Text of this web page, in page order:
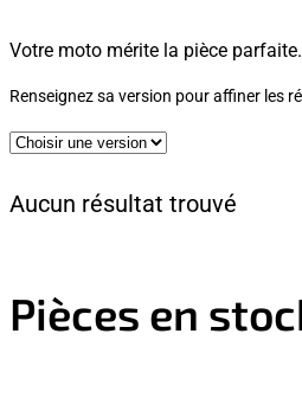
Votre moto mérite la pièce parfaite.
Renseignez sa version pour affiner les
Aucun résultat trouvé
Pièces en